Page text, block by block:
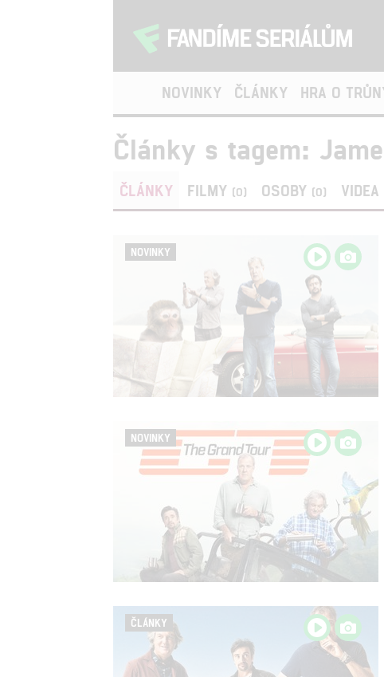
NOVINKY ČLÁNKY HRA O
Články s tagem:
ČLÁNKY FILMY (0) OSOBY (0) VIDEA
NOVINKY
NOVINKY
ČLÁNKY